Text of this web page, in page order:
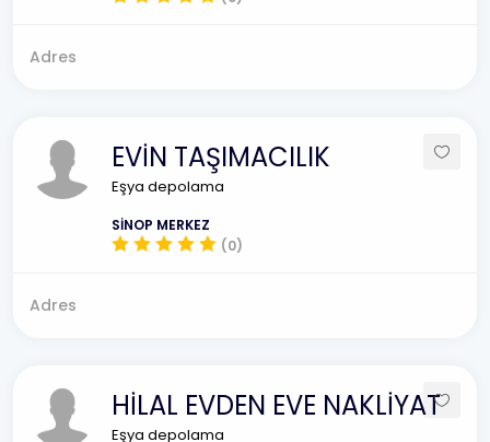
Adres
EVİN TAŞIMACILIK
Eşya depolama
SİNOP MERKEZ
(0)
Adres
HİLAL EVDEN EVE NAKLİYAT
Eşya depolama